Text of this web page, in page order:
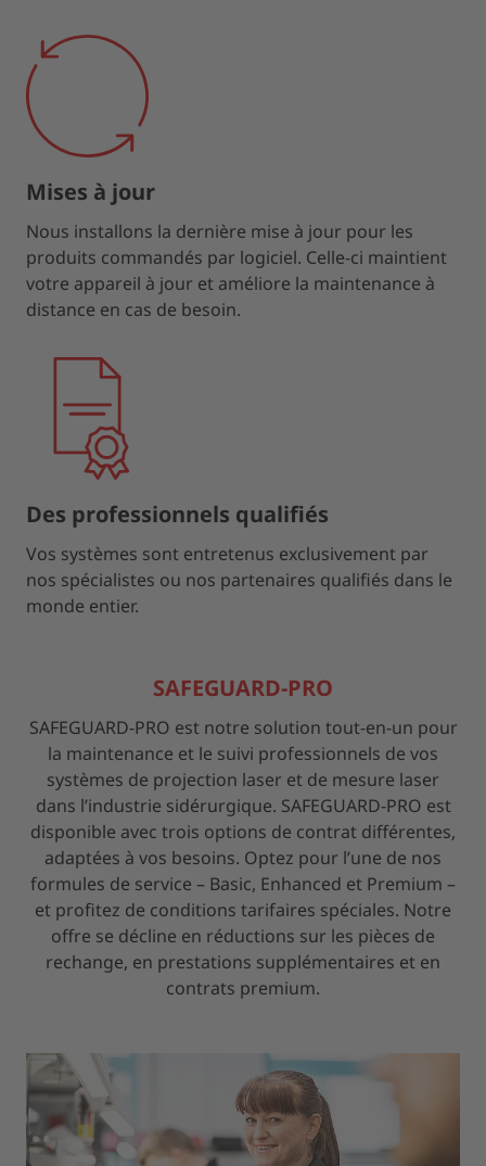
Mises à jour
Nous installons la dernière mise à jour pour les
produits commandés par logiciel. Celle-ci maintient
votre appareil à jour et améliore la maintenance à
distance en cas de besoin.
Des professionnels qualifiés
Vos systèmes sont entretenus exclusivement par
nos spécialistes ou nos partenaires qualifiés dans le
monde entier.
SAFEGUARD-PRO
SAFEGUARD-PRO est notre solution tout-en-un pour
la maintenance et le suivi professionnels de vos
systèmes de projection laser et de mesure laser
dans l’industrie sidérurgique. SAFEGUARD-PRO est
disponible avec trois options de contrat différentes,
adaptées à vos besoins. Optez pour l’une de nos
formules de service – Basic, Enhanced et Premium –
et profitez de conditions tarifaires spéciales. Notre
offre se décline en réductions sur les pièces de
rechange, en prestations supplémentaires et en
contrats premium.